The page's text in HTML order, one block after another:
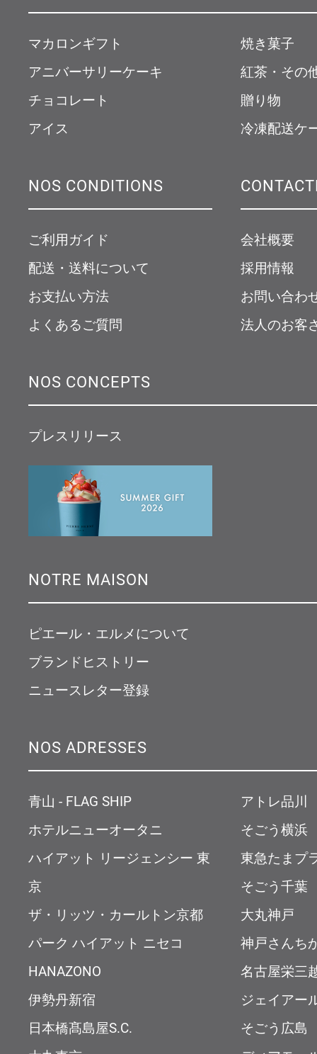
マカロンギフト
アニバーサリーケーキ
チョコレート
アイス
焼き菓子
紅茶・その
贈り物
冷凍配送ケ
NOS CONDITIONS
ご利用ガイド
配送・送料について
お支払い方法
よくあるご質問
会社概要
採用情報
お問い合わ
法人のお客
NOS CONCEPTS
プレスリリース
NOTRE MAISON
ピエール・エルメについて
ブランドヒストリー
ニュースレター登録
NOS ADRESSES
青山 - FLAG SHIP
ホテルニューオータニ
ハイアット リージェンシー 東
京
ザ・リッツ・カールトン京都
パーク ハイアット ニセコ
HANAZONO
伊勢丹新宿
日本橋髙島屋S.C.
アトレ品川
そごう横浜
東急たまプ
そごう千葉
大丸神戸
神戸さんち
名古屋栄三
ジェイアー
そごう広島